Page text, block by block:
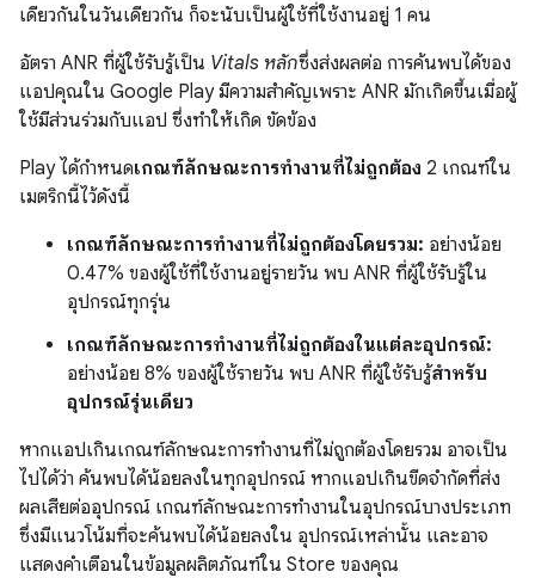
เดียวกันในวันเดียวกัน ก็จะนับเป็นผู้ใช้ที่ใช้งานอยู่ 1 คน
อัตรา ANR ที่ผู้ใช้รับรู้เป็น Vitals หลักซึ่งส่งผลต่อ การค้นพบได้ของ
แอปคุณใน Google Play มีความสำคัญเพราะ ANR มักเกิดขึ้นเมื่อผู้
ใช้มีส่วนร่วมกับแอป ซึ่งทำให้เกิด ขัดข้อง
Play ได้กำหนดเกณฑ์ลักษณะการทำงานที่ไม่ถูกต้อง 2 เกณฑ์ใน
เมตริกนี้ไว้ดังนี้
เกณฑ์ลักษณะการทำงานที่ไม่ถูกต้องโดยรวม: อย่างน้อย
0.47% ของผู้ใช้ที่ใช้งานอยู่รายวัน พบ ANR ที่ผู้ใช้รับรู้ใน
อุปกรณ์ทุกรุ่น
เกณฑ์ลักษณะการทำงานที่ไม่ถูกต้องในแต่ละอุปกรณ์:
อย่างน้อย 8% ของผู้ใช้รายวัน พบ ANR ที่ผู้ใช้รับรู้สำหรับ
อุปกรณ์รุ่นเดียว
หากแอปเกินเกณฑ์ลักษณะการทํางานที่ไม่ถูกต้องโดยรวม อาจเป็น
ไปได้ว่า ค้นพบได้น้อยลงในทุกอุปกรณ์ หากแอปเกินขีดจำกัดที่ส่ง
ผลเสียต่ออุปกรณ์ เกณฑ์ลักษณะการทำงานในอุปกรณ์บางประเภท
ซึ่งมีแนวโน้มที่จะค้นพบได้น้อยลงใน อุปกรณ์เหล่านั้น และอาจ
แสดงคำเตือนในข้อมูลผลิตภัณฑ์ใน Store ของคุณ